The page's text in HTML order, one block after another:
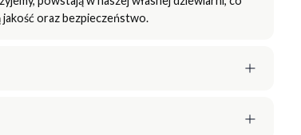
oraz bezpieczeństwo.